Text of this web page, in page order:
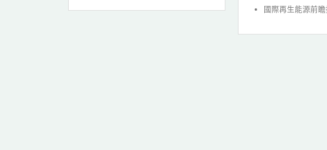
國際再生能源前